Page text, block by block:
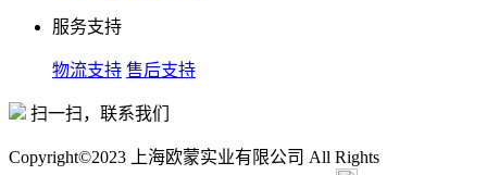
服务支持
物流支持 售后支持
扫一扫，联系我们
Copyright©2023 上海欧蒙实业有限公司 All Rights